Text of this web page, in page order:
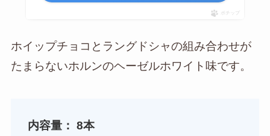
ポチップ
ホイップチョコとラングドシャの組み合わせが
たまらないホルンのヘーゼルホワイト味です。
内容量： 8本